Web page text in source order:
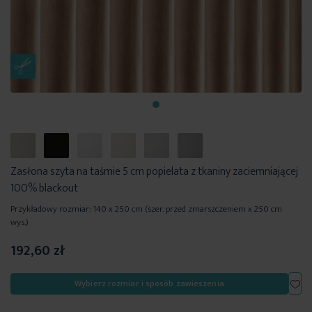
Zasłona szyta na taśmie 5 cm popielata z tkaniny zaciemniającej
100% blackout
Przykładowy rozmiar: 140 x 250 cm (szer. przed zmarszczeniem x 250 cm
wys.)
192,60 zł
Wybierz rozmiar i sposób zawieszenia